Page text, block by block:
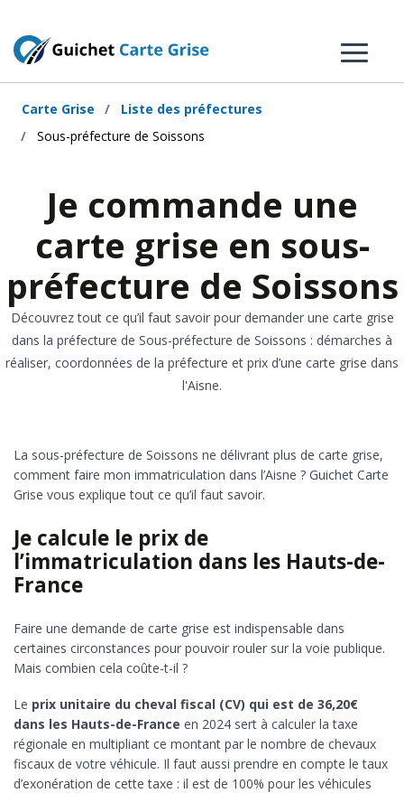
Carte Grise
Liste des préfectures
Sous-préfecture de Soissons
Je commande une
carte grise en sous-
préfecture de Soissons
Découvrez tout ce qu’il faut savoir pour demander une carte grise
dans la préfecture de Sous-préfecture de Soissons : démarches à
réaliser, coordonnées de la préfecture et prix d’une carte grise dans
l'Aisne.
La sous-préfecture de Soissons ne délivrant plus de carte grise,
comment faire mon immatriculation dans l’Aisne ? Guichet Carte
Grise vous explique tout ce qu’il faut savoir.
Je calcule le prix de
l’immatriculation dans les Hauts-de-
France
Faire une demande de carte grise est indispensable dans
certaines circonstances pour pouvoir rouler sur la voie publique.
Mais combien cela coûte-t-il ?
Le prix unitaire du cheval fiscal (CV) qui est de 36,20€
dans les Hauts-de-France en 2024 sert à calculer la taxe
régionale en multipliant ce montant par le nombre de chevaux
fiscaux de votre véhicule. Il faut aussi prendre en compte le taux
d’exonération de cette taxe : il est de 100% pour les véhicules